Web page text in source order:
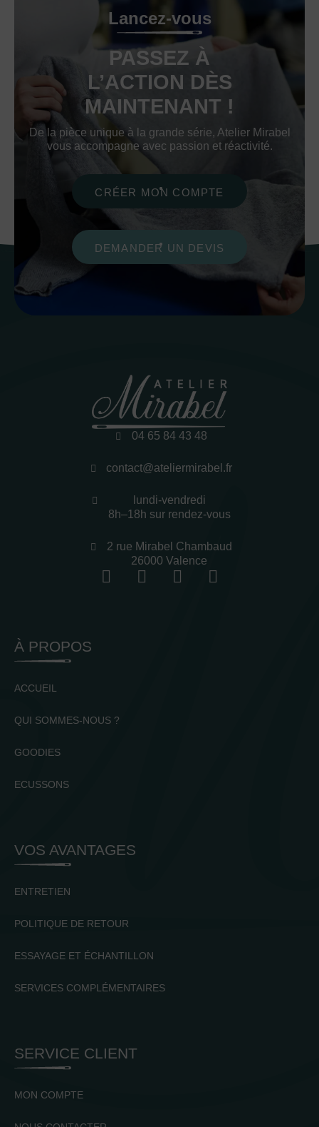
Lancez-vous
PASSEZ À
L’ACTION DÈS
MAINTENANT !
De la pièce unique à la grande série, Atelier Mirabel
vous accompagne avec passion et réactivité.
CRÉER MON COMPTE
DEMANDER UN DEVIS
04 65 84 43 48
contact@ateliermirabel.fr
lundi-vendredi
8h–18h sur rendez-vous
2 rue Mirabel Chambaud
26000 Valence
À PROPOS
ACCUEIL
QUI SOMMES-NOUS ?
GOODIES
ECUSSONS
VOS AVANTAGES
ENTRETIEN
POLITIQUE DE RETOUR
ESSAYAGE ET ÉCHANTILLON
SERVICES COMPLÉMENTAIRES
SERVICE CLIENT
MON COMPTE